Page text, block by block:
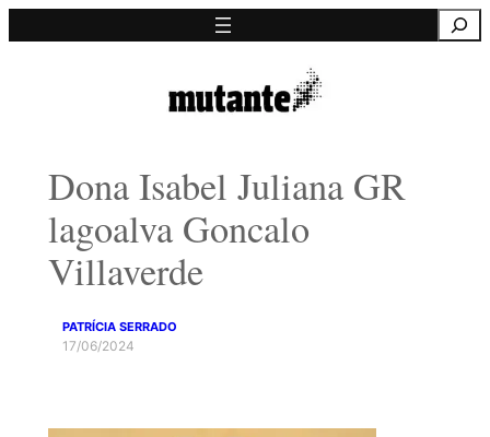
para
Dona Isabel Juliana GR
lagoalva Goncalo
Villaverde
PATRÍCIA SERRADO
17/06/2024